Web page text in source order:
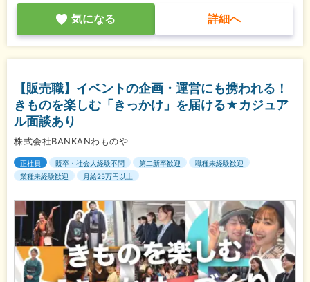
気になる 詳細へ
【販売職】イベントの企画・運営にも携われる！
きものを楽しむ「きっかけ」を届ける★カジュア
ル面談あり
株式会社BANKANわものや
正社員 既卒・社会人経験不問 第二新卒歓迎
職種未経験歓迎
業種未経験歓迎
月給25万円以上